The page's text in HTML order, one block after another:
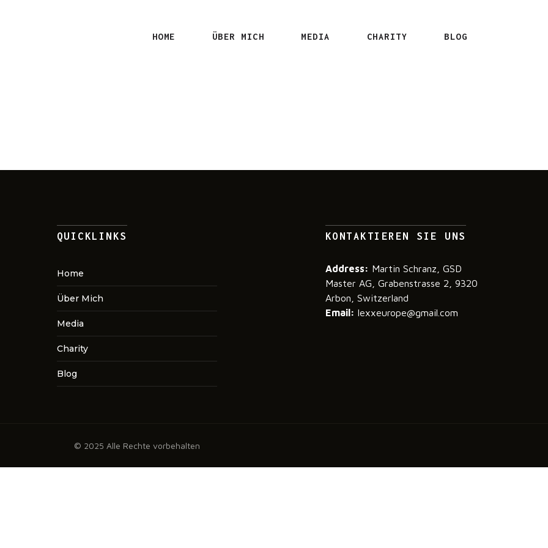
HOME ÜBER MICH MEDIA CHARITY BLOG
QUICKLINKS
Home
Über Mich
Media
Charity
Blog
KONTAKTIEREN SIE UNS
Address: Martin Schranz, GSD
Master AG, Grabenstrasse 2, 9320
Arbon, Switzerland
Email: lexxeurope@gmail.com
© 2025 Alle Rechte vorbehalten